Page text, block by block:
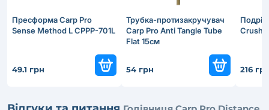
Пресформа Carp Pro
Sensе Method L CPPP-701L
49.1 грн
Трубка-протизакручувач
Carp Pro Anti Tangle Tube
Flat 15см
54 грн 216